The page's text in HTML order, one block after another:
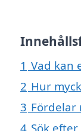
1 Vad kan
2 Hur
3 Fördelar
4 Sök